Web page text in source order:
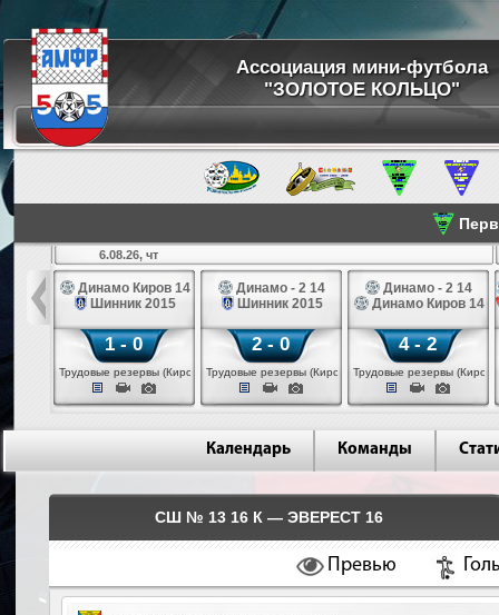
Ассоциация мини-футбола
"ЗОЛОТОЕ КОЛЬЦО"
14
6.08.26, чт
Динамо Киров 14
Шинник 2015
1 - 0
Трудовые резервы (Киров)
Динамо - 2 14
Шинник 2015
2 - 0
Трудовые резервы (Киров)
Динамо - 2 14
Динамо Киров 14
4 - 2
Трудовые резервы (Киров)
Календарь Команды
СШ № 13 16 К — ЭВЕРЕСТ 16
Превью